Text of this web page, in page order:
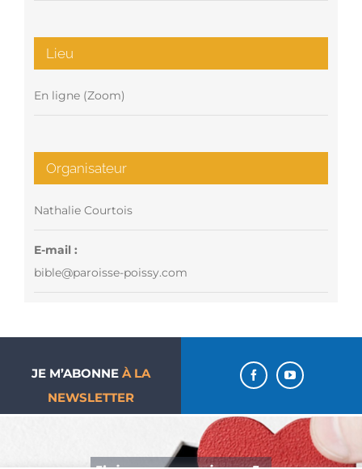
Lieu
En ligne (Zoom)
Organisateur
Nathalie Courtois
E-mail :
bible@paroisse-poissy.com
JE M’ABONNE À LA
NEWSLETTER